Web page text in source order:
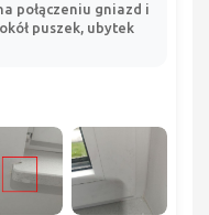
połączeniu gniazd i
puszek, ubytek